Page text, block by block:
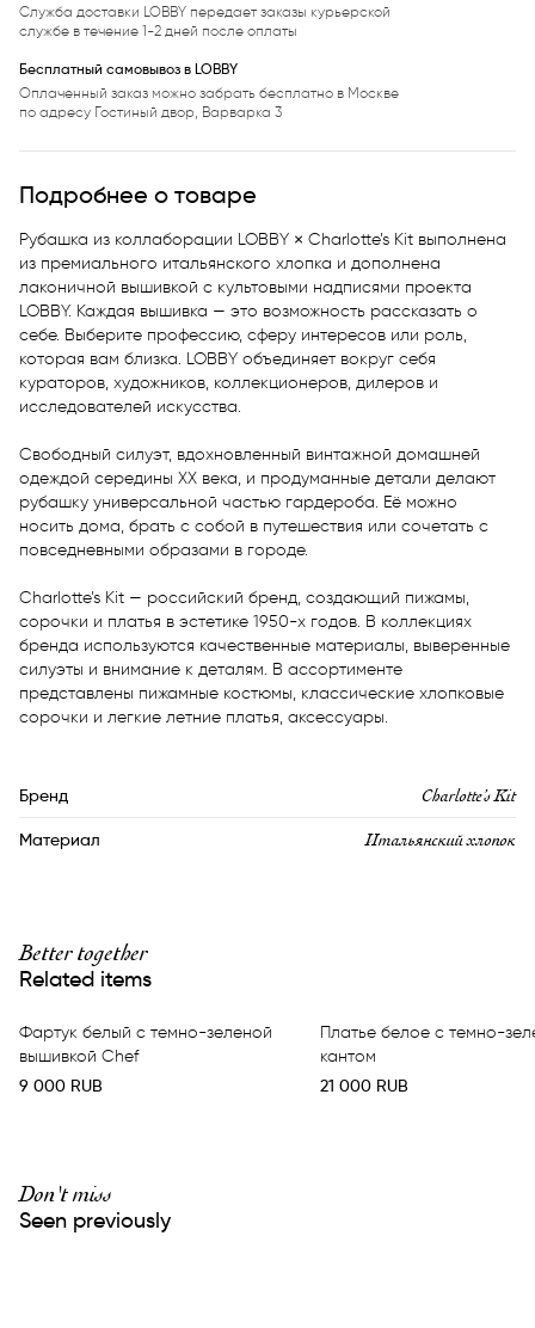
Служба доставки LOBBY передает заказы курьерской
службе в течение 1-2 дней после оплаты
Бесплатный самовывоз в LOBBY
Оплаченный заказ можно забрать бесплатно в Москве
по адресу Гостиный двор, Варварка 3
Подробнее о товаре
Рубашка из коллаборации LOBBY × Charlotte’s Kit выполнена
из премиального итальянского хлопка и дополнена
лаконичной вышивкой с культовыми надписями проекта
LOBBY. Каждая вышивка — это возможность рассказать о
себе. Выберите профессию, сферу интересов или роль,
которая вам близка. LOBBY объединяет вокруг себя
кураторов, художников, коллекционеров, дилеров и
исследователей искусства.
Свободный силуэт, вдохновленный винтажной домашней
одеждой середины XX века, и продуманные детали делают
рубашку универсальной частью гардероба. Её можно
носить дома, брать с собой в путешествия или сочетать с
повседневными образами в городе.
Charlotte’s Kit — российский бренд, создающий пижамы,
сорочки и платья в эстетике 1950-х годов. В коллекциях
бренда используются качественные материалы, выверенные
силуэты и внимание к деталям. В ассортименте
представлены пижамные костюмы, классические хлопковые
сорочки и легкие летние платья, аксессуары.
Бренд Charlotte’s Kit
Материал Итальянский хлопок
Better together
Related items
Фартук белый с темно-зеленой
вышивкой Chef
9 000 RUB
Платье белое с темно-
кантом
21 000 RUB
Don't miss
Seen previously